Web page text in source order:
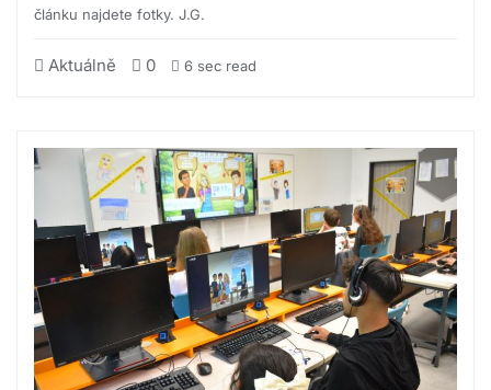
článku najdete fotky. J.G.
Aktuálně 0 6 sec read